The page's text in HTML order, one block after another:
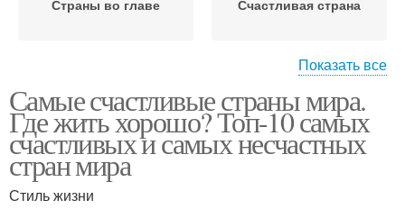
Страны во главе Счастливая страна
Страна в мире Несчастная страна
Показать все
Самые счастливые страны мира.
Где жить хорошо? Топ-10 самых
счастливых и самых несчастных
стран мира
Стиль жизни